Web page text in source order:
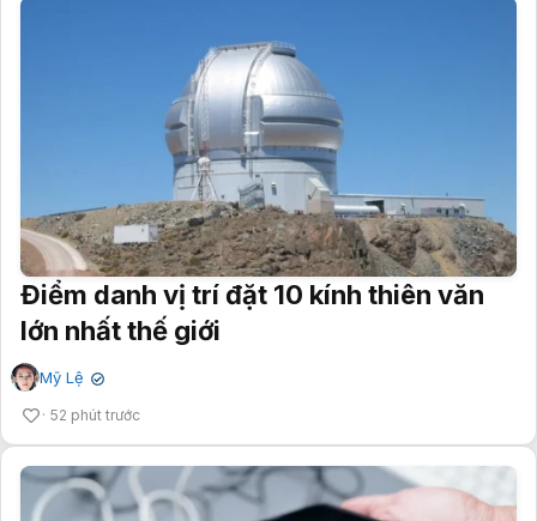
Điểm danh vị trí đặt 10 kính thiên văn
lớn nhất thế giới
Mỹ Lệ ✔
52 phút trước